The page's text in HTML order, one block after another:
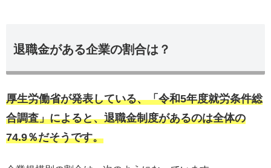
退職金がある企業の割合は？
厚生労働省が発表している、「令和5年度就労条件総
合調査」によると、退職金制度があるのは全体の
74.9％だそうです。